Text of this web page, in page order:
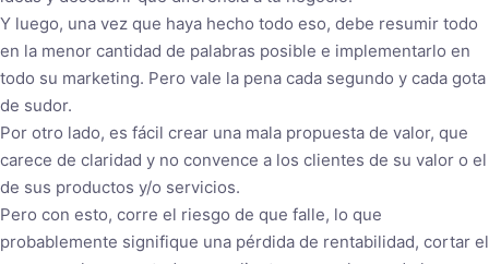
Y luego, una vez que haya hecho todo eso, debe resumir todo
en la menor cantidad de palabras posible e implementarlo en
todo su marketing. Pero vale la pena cada segundo y cada gota
de sudor.
Por otro lado, es fácil crear una mala propuesta de valor, que
carece de claridad y no convence a los clientes de su valor o el
de sus productos y/o servicios.
Pero con esto, corre el riesgo de que falle, lo que
probablemente signifique una pérdida de rentabilidad, cortar el